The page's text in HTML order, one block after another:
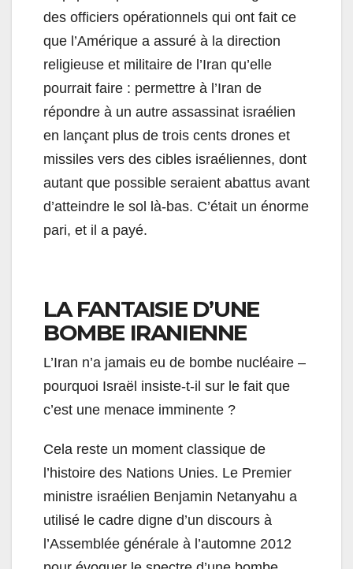
des officiers opérationnels qui ont fait ce
que l’Amérique a assuré à la direction
religieuse et militaire de l’Iran qu’elle
pourrait faire : permettre à l’Iran de
répondre à un autre assassinat israélien
en lançant plus de trois cents drones et
missiles vers des cibles israéliennes, dont
autant que possible seraient abattus avant
d’atteindre le sol là-bas. C’était un énorme
pari, et il a payé.
LA FANTAISIE D’UNE
BOMBE IRANIENNE
L’Iran n’a jamais eu de bombe nucléaire –
pourquoi Israël insiste-t-il sur le fait que
c’est une menace imminente ?
Cela reste un moment classique de
l’histoire des Nations Unies. Le Premier
ministre israélien Benjamin Netanyahu a
utilisé le cadre digne d’un discours à
l’Assemblée générale à l’automne 2012